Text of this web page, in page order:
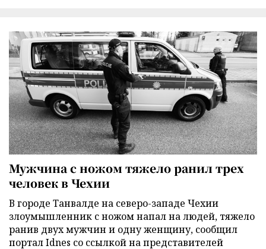
Мужчина с ножом тяжело ранил трех
человек в Чехии
В городе Танвалде на северо-западе Чехии
злоумышленник с ножом напал на людей, тяжело
ранив двух мужчин и одну женщину, сообщил
портал Idnes со ссылкой на представителей